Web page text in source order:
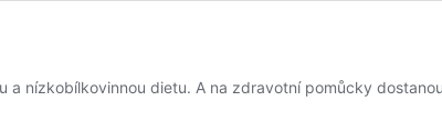
nízkobílkovinnou dietu. A na zdravotní pomůcky